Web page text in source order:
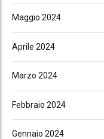
Maggio 2024
Aprile 2024
Marzo 2024
Febbraio 2024
Gennaio 2024